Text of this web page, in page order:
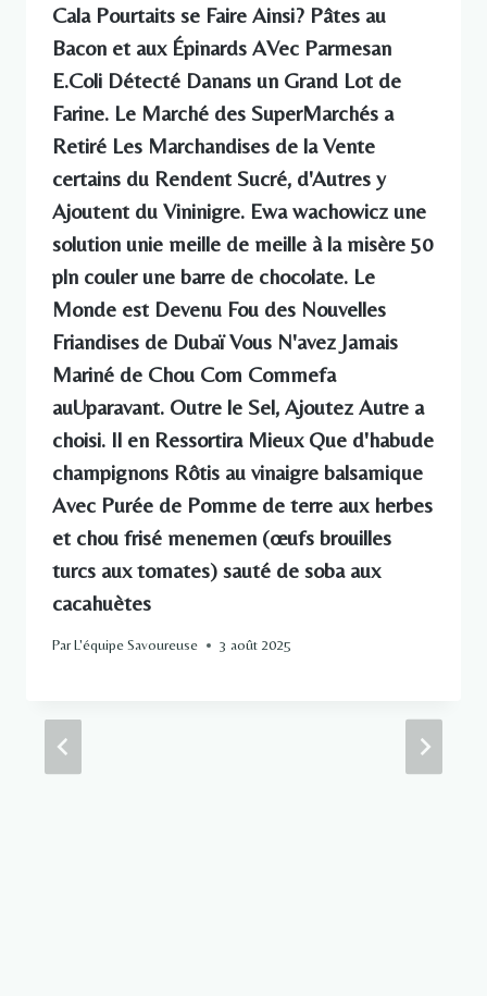
Cala Pourtaits se Faire Ainsi? Pâtes au
Bacon et aux Épinards AVec Parmesan
E.Coli Détecté Danans un Grand Lot de
Farine. Le Marché des SuperMarchés a
Retiré Les Marchandises de la Vente
certains du Rendent Sucré, d'Autres y
Ajoutent du Vininigre. Ewa wachowicz une
solution unie meille de meille à la misère 50
pln couler une barre de chocolate. Le
Monde est Devenu Fou des Nouvelles
Friandises de Dubaï Vous N'avez Jamais
Mariné de Chou Com Commefa
auUparavant. Outre le Sel, Ajoutez Autre a
choisi. Il en Ressortira Mieux Que d'habude
champignons Rôtis au vinaigre balsamique
Avec Purée de Pomme de terre aux herbes
et chou frisé menemen (œufs brouilles
turcs aux tomates) sauté de soba aux
cacahuètes
ParL'équipe Savoureuse 3 août 2025